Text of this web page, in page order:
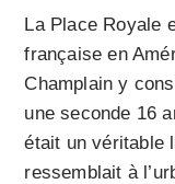
La Place Royale
française en
Champlain y
une seconde 16
était un véritable
ressemblait à